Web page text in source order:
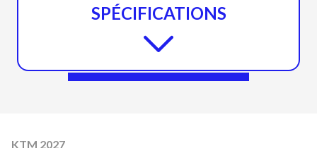
SPÉCIFICATIONS
KTM 2027